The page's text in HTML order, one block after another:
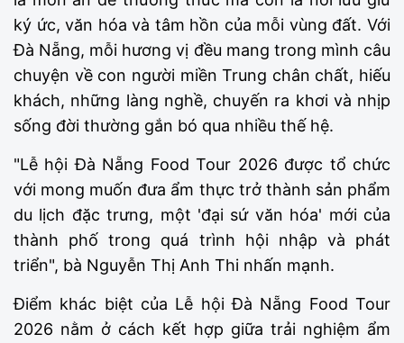
ký ức, văn hóa và tâm hồn của mỗi vùng đất. Với
Đà Nẵng, mỗi hương vị đều mang trong mình câu
chuyện về con người miền Trung chân chất, hiếu
khách, những làng nghề, chuyến ra khơi và nhịp
sống đời thường gắn bó qua nhiều thế hệ.
"Lễ hội Đà Nẵng Food Tour 2026 được tổ chức
với mong muốn đưa ẩm thực trở thành sản phẩm
du lịch đặc trưng, một 'đại sứ văn hóa' mới của
thành phố trong quá trình hội nhập và phát
triển", bà Nguyễn Thị Anh Thi nhấn mạnh.
Điểm khác biệt của Lễ hội Đà Nẵng Food Tour
2026 nằm ở cách kết hợp giữa trải nghiệm ẩm